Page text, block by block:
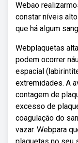
Webao
constar níveis
que há algum
Webplaquetas
podem ocorrer
espacial
extremidades. A
contagem de
excesso de
coagulação do
vazar. Webpara